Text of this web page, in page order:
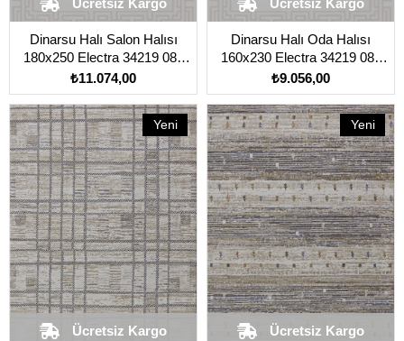
Dinarsu Halı Salon Halısı
180x250 Electra 34219 080
Kahverengi Açık
₺11.074,00
Ücretsiz Kargo
Dinarsu Halı Oda Halısı
160x230 Electra 34219 080
Kahverengi Açık
₺9.056,00
Ücretsiz Kargo
Ücretsiz Kargo
Yeni
Ürün
Ücretsiz Kargo
Yeni
Ürün